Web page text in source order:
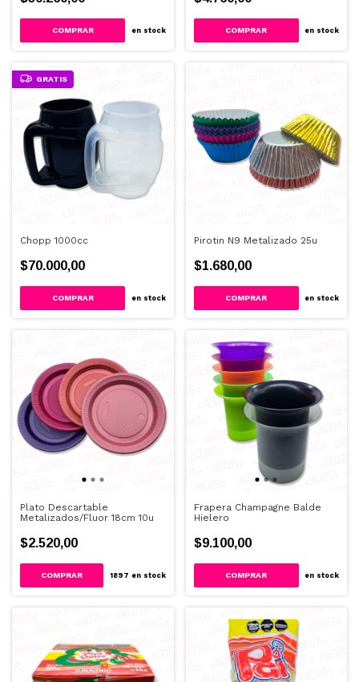
en stock COMPRAR en stock
GRATIS
Chopp 1000cc
$70.000,00
COMPRAR en stock
Pirotin N9 Metalizado 25u
$1.680,00
COMPRAR en stock
Plato Descartable
Metalizados/Fluor 18cm 10u
$2.520,00
COMPRAR 1897 en stock
Frapera Champagne Balde
Hielero
$9.100,00
COMPRAR en stock